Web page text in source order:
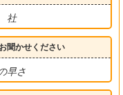
社
聞かせください
早さ